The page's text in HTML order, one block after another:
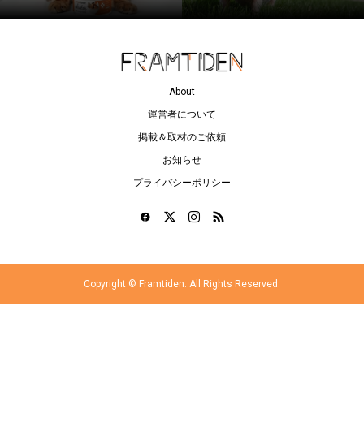
About
運営者について
掲載＆取材のご依頼
お知らせ
プライバシーポリシー
Copyright © Framtiden. All Rights Reserved.